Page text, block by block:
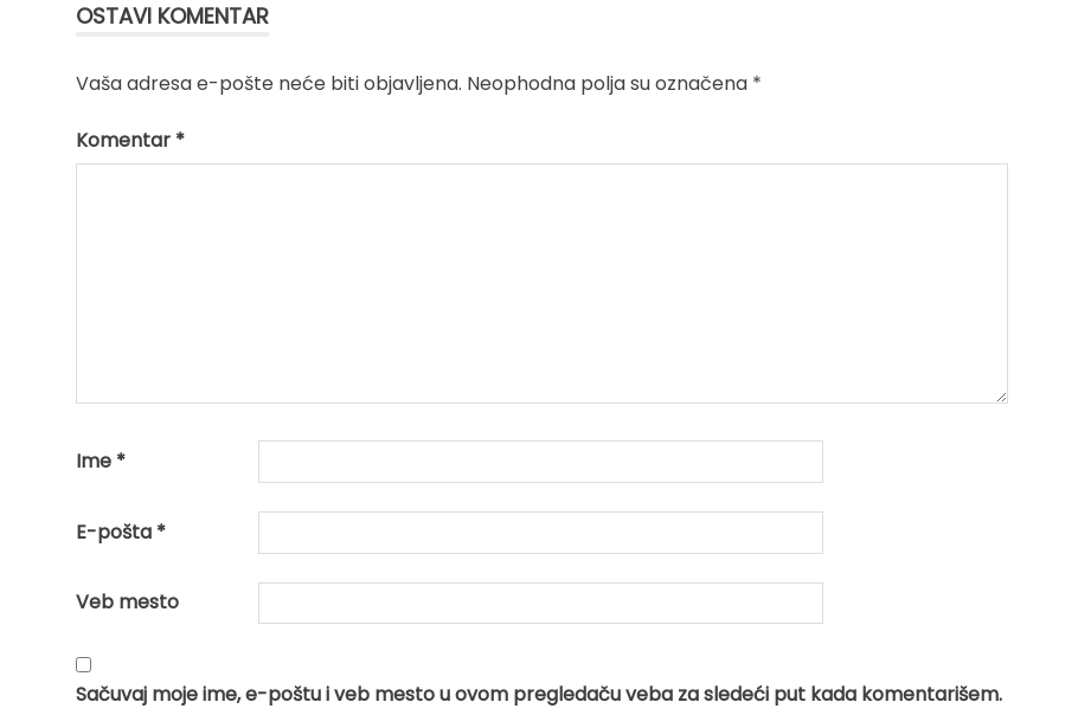
OSTAVI KOMENTAR
Vaša adresa e-pošte neće biti objavljena. Neophodna polja su označena *
Komentar *
Ime *
E-pošta *
Veb mesto
Sačuvaj moje ime, e-poštu i veb mesto u ovom pregledaču veba za sledeći put kada komentarišem.